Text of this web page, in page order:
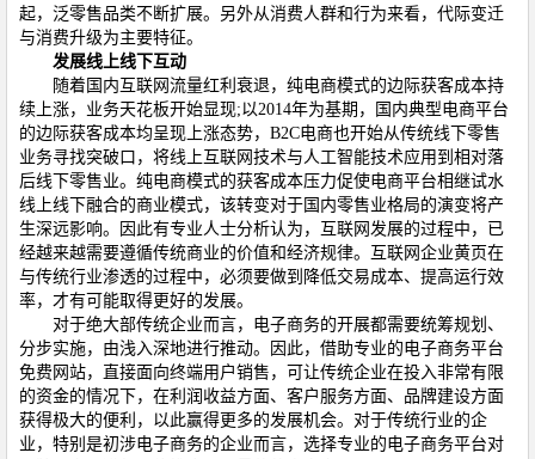
起，泛零售品类不断扩展。另外从消费人群和行为来看，代际变迁
与消费升级为主要特征。
发展线上线下互动
随着国内互联网流量红利衰退，纯电商模式的边际获客成本持
续上涨，业务天花板开始显现;以2014年为基期，国内典型电商平台
的边际获客成本均呈现上涨态势，B2C电商也开始从传统线下零售
业务寻找突破口，将线上互联网技术与人工智能技术应用到相对落
后线下零售业。纯电商模式的获客成本压力促使电商平台相继试水
线上线下融合的商业模式，该转变对于国内零售业格局的演变将产
生深远影响。因此有专业人士分析认为，互联网发展的过程中，已
经越来越需要遵循传统商业的价值和经济规律。互联网企业黄页在
与传统行业渗透的过程中，必须要做到降低交易成本、提高运行效
率，才有可能取得更好的发展。
对于绝大部传统企业而言，电子商务的开展都需要统筹规划、
分步实施，由浅入深地进行推动。因此，借助专业的电子商务平台
免费网站，直接面向终端用户销售，可让传统企业在投入非常有限
的资金的情况下，在利润收益方面、客户服务方面、品牌建设方面
获得极大的便利，以此赢得更多的发展机会。对于传统行业的企
业，特别是初涉电子商务的企业而言，选择专业的电子商务平台对